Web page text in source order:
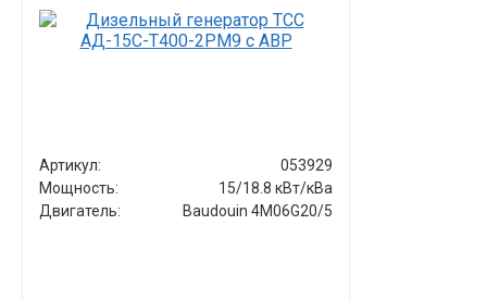
Артикул:
053929
Мощность:
15/18.8 кВт/кВа
Двигатель:
Baudouin 4M06G20/5